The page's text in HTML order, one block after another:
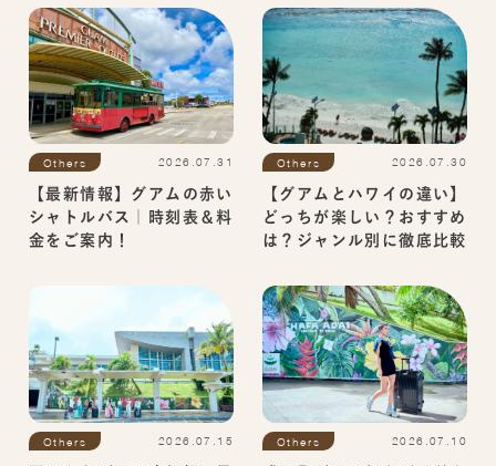
Others 2026.07.31
【最新情報】グアムの赤い
シャトルバス｜時刻表＆料
金をご案内！
Others 2026.07.30
【グアムとハワイの違い】
どっちが楽しい？おすすめ
は？ジャンル別に徹底比較
Others 2026.07.15 Others 2026.07.10